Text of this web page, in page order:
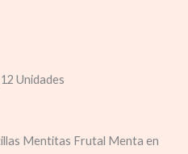
Unidades
Mentitas Frutal Menta en